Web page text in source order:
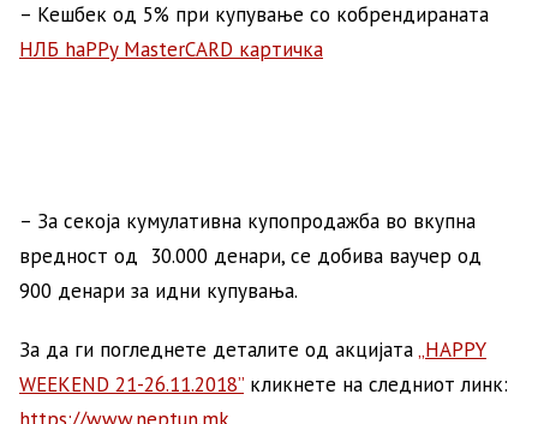
– Кешбек од 5% при купување со кобрендираната
НЛБ haPPy MasterCARD картичка
– За секоја кумулативна купопродажба во вкупна
вредност од 30.000 денари, се добива ваучер од
900 денари за идни купувања.
За да ги погледнете деталите од акцијата„HAPPY
WEEKEND 21-26.11.2018” кликнете на следниот линк: